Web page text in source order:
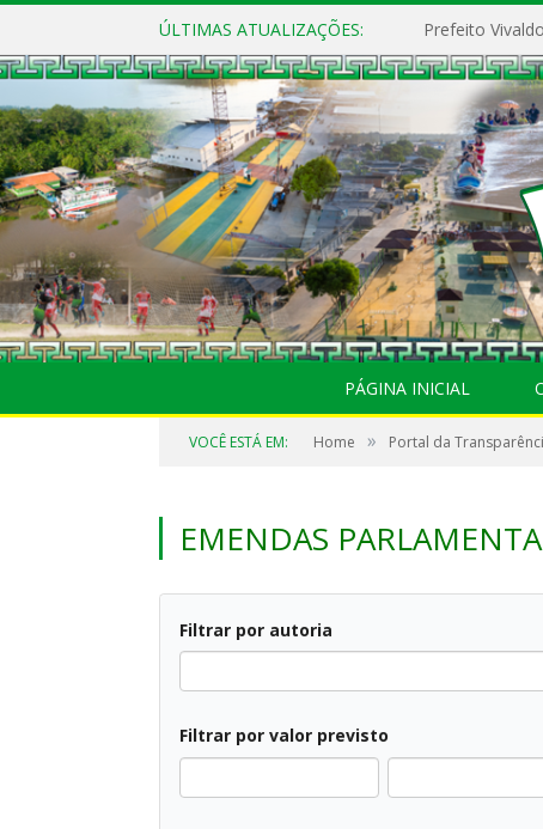
ÚLTIMAS ATUALIZAÇÕES:
PÁGINA INICIAL
VOCÊ ESTÁ EM: Home » Portal da
EMENDAS
Filtrar por autoria
Filtrar por valor previsto